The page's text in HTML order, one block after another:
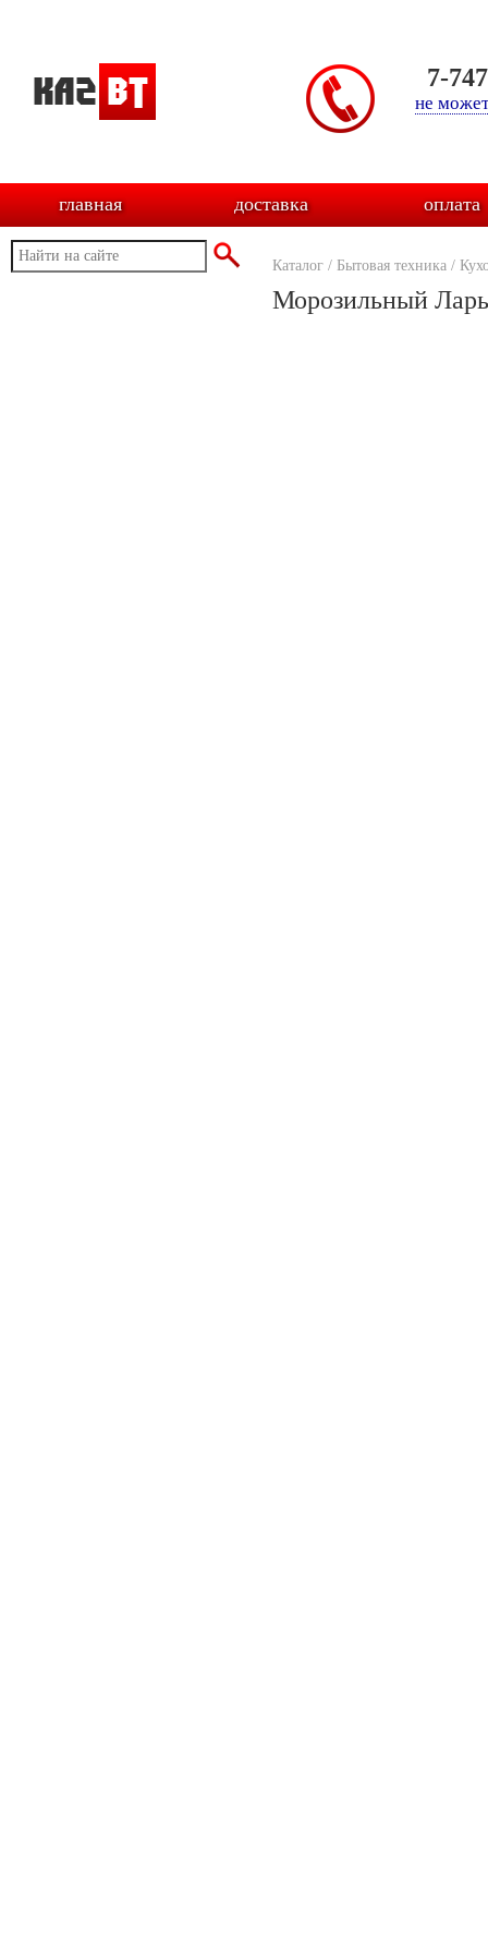
7-
не
главная доставка оплата
Каталог / Бытовая техника /
Морозильный